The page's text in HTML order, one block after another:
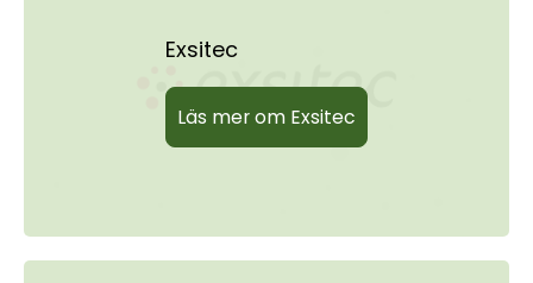
Exsitec
Läs mer om Exsitec